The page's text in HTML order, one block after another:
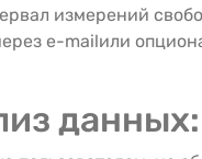
измерений
e-mailили
данных: